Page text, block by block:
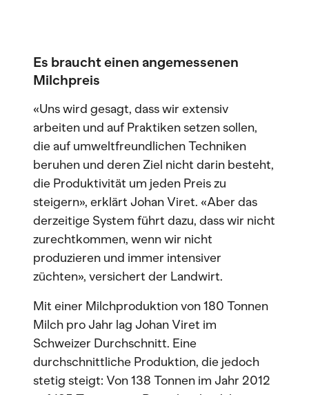
Es braucht einen angemessenen
Milchpreis
«Uns wird gesagt, dass wir extensiv
arbeiten und auf Praktiken setzen sollen,
die auf umweltfreundlichen Techniken
beruhen und deren Ziel nicht darin besteht,
die Produktivität um jeden Preis zu
steigern», erklärt Johan Viret. «Aber das
derzeitige System führt dazu, dass wir nicht
zurechtkommen, wenn wir nicht
produzieren und immer intensiver
züchten», versichert der Landwirt.
Mit einer Milchproduktion von 180 Tonnen
Milch pro Jahr lag Johan Viret im
Schweizer Durchschnitt. Eine
durchschnittliche Produktion, die jedoch
stetig steigt: Von 138 Tonnen im Jahr 2012